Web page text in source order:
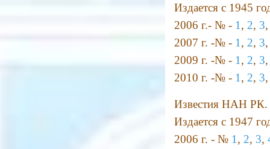
Издается с 1945
2006 г.- № - 1 , 2, 3
2007 г. -№ - 1 , 2, 3
2009 г. -№ - 1 , 2, 3
2010 г. -№ - 1 , 2, 3
Известия НАН РК.
Издается с 1947
2006 г. - № 1 , 2, 3,